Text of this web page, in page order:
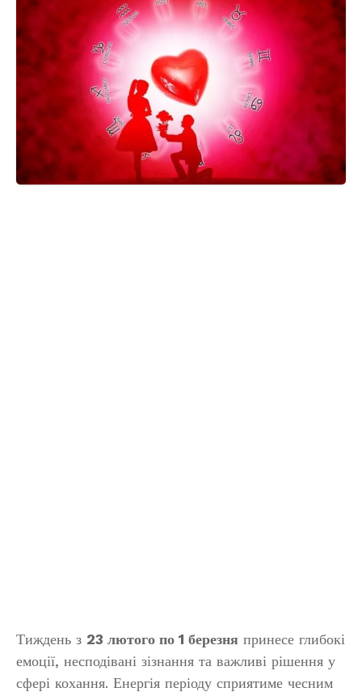
Тиждень з 23 лютого по 1 березня принесе глибокі
емоції, несподівані зізнання та важливі рішення у
сфері кохання. Енергія періоду сприятиме чесним